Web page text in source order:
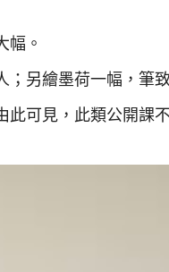
幅。
另繪墨荷一幅，筆
可見，此類公開課